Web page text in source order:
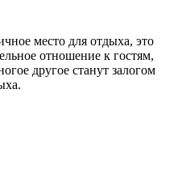
место для отдыха, это
отношение к гостям,
другое станут залогом